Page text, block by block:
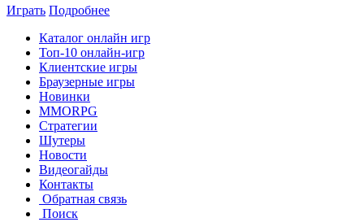
Играть Подробнее
Каталог онлайн игр
Топ-10 онлайн-игр
Клиентские игры
Браузерные игры
Новинки
MMORPG
Стратегии
Шутеры
Новости
Видеогайды
Контакты
Обратная связь
Поиск